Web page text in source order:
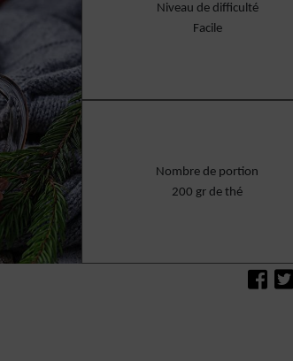
Niveau de difficulté
Facile
Nombre de portion
200 gr de thé